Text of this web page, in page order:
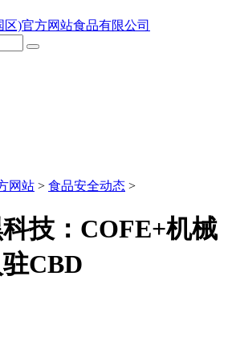
网站 > 食品安全动态 >
技：COFE+机械
CBD